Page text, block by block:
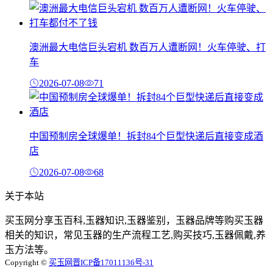
澳洲最大电信巨头宕机 数百万人遭断网！火车停驶、打
车
2026-07-08 71
中国预制房全球爆单！拆封84个巨型快递后直接变成酒
店
2026-07-08 68
关于本站
买玉网分享玉百科,玉器知识,玉器鉴别，玉器品牌等购买玉器
相关的知识，常见玉器的生产流程工艺,购买技巧,玉器佩戴,养
玉方法等。
Copyright © 买玉网晋ICP备17011136号-31